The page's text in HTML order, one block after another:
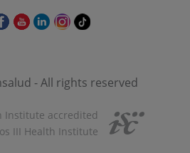
This
in
pop-
window.
This
in
pop-
window.
This
in
up
window.
This
in
pop-
window.
Link
- All rights reserved
Institute accredited
III Health Institute